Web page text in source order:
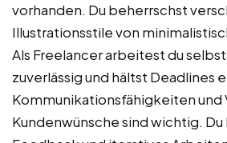
vorhanden. Du beherrschst
Illustrationsstile von
Als Freelancer arbeitest du
zuverlässig und hältst Deadlines
Kommunikationsfähigkeiten und
Kundenwünsche sind wichtig.